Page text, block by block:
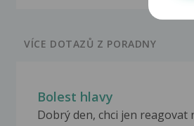
VÍCE DOTAZŮ Z PORADNY
Bolest hlavy
Dobrý den, chci jen reagovat